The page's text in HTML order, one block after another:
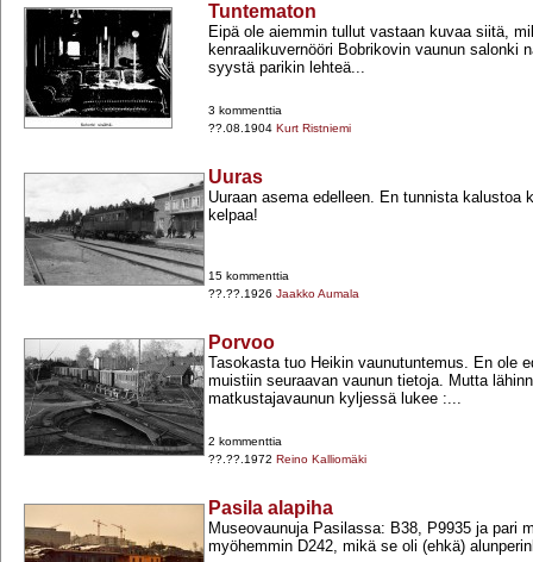
Tuntematon
Eipä ole aiemmin tullut vastaan kuvaa siitä,
kenraalikuvernööri Bobrikovin vaunun salonki
syystä parikin lehteä...
3 kommenttia
??.08.1904 Kurt Ristniemi
Uuras
Uuraan asema edelleen. En tunnista kalustoa
kelpaa!
15 kommenttia
??.??.1926 Jaakko Aumala
Porvoo
Tasokasta tuo Heikin vaunutuntemus. En ole
muistiin seuraavan vaunun tietoja. Mutta
matkustajavaunun kyljessä lukee :...
2 kommenttia
??.??.1972 Reino Kalliomäki
Pasila alapiha
Museovaunuja Pasilassa: B38, P9935 ja pari
myöhemmin D242, mikä se oli (ehkä)